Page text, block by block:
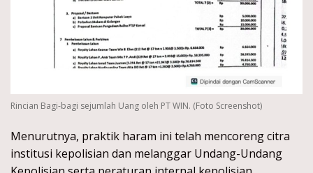
Rincian Bagi-bagi sejumlah Uang oleh PT WIN. (Foto Screenshot)
Menurutnya, praktik haram ini telah mencoreng citra
institusi kepolisian dan melanggar Undang-Undang